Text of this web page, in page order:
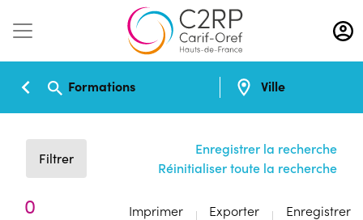
Aller
au
contenu
Formations Ville
Filtrer
Enregistrer la recherche
Réinitialiser toute la recherche
0
Imprimer
Exporter
Enregistrer